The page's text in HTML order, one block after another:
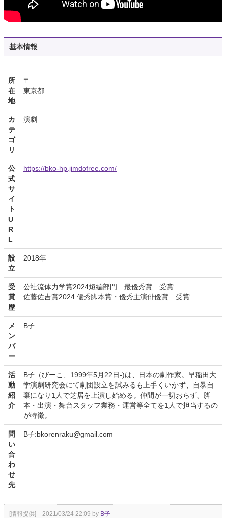
基本情報
所
在
地
〒
東京都
カ
テ
ゴ
リ
演劇
公
式
サ
イ
ト
U
R
L
https://bko-hp.jimdofree.com/
設
立
2018年
受
賞
歴
公社流体力学賞2024短編部門 最優秀賞 受賞
佐藤佐吉賞2024 優秀脚本賞・優秀主演俳優賞 受賞
メ
ン
バ
ー
B子
活
動
紹
介
B子（びーこ、1999年5月22日-)は、日本の劇作家。早稲田大
学演劇研究会にて劇団設立を試みるも上手くいかず、自暴自
棄になり1人で芝居を上演し始める。仲間が一切おらず、脚
本・出演・舞台スタッフ業務・運営等全てを1人で担当するの
が特徴。
問
い
合
わ
せ
先
B子:bkorenraku@gmail.com
[情報提供] 2021/03/24 22:09 by B子